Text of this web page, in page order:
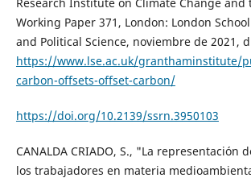
Working Paper 371, London: London
and Political Science, noviembre de 2021,
https://www.lse.ac.uk/granthaminstitute/
carbon-offsets-offset-carbon/
https://doi.org/10.2139/ssrn.3950103
CANALDA CRIADO, S., "La representación
los trabajadores en materia